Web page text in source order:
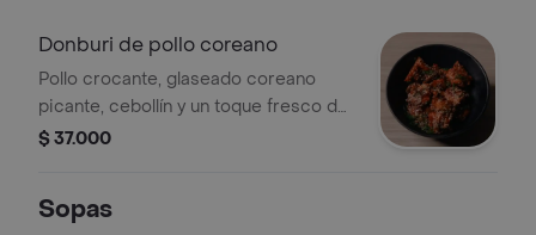
Donburi de pollo coreano
Pollo crocante, glaseado coreano
picante, cebollín y un toque fresco de
nuestros encurtidos de la casa,
$ 37.000
Sopas